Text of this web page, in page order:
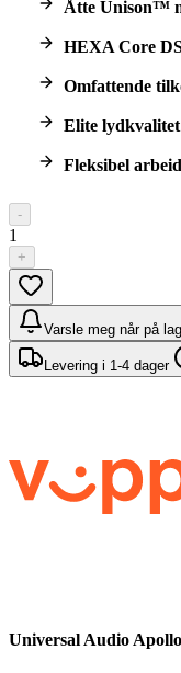
Åtte Unison™
HEXA Core
Omfattende
Elite lydkvalitet
Fleksibel
-
1
+
Varsle meg når på
Levering i 1-4 dager
Universal Audio